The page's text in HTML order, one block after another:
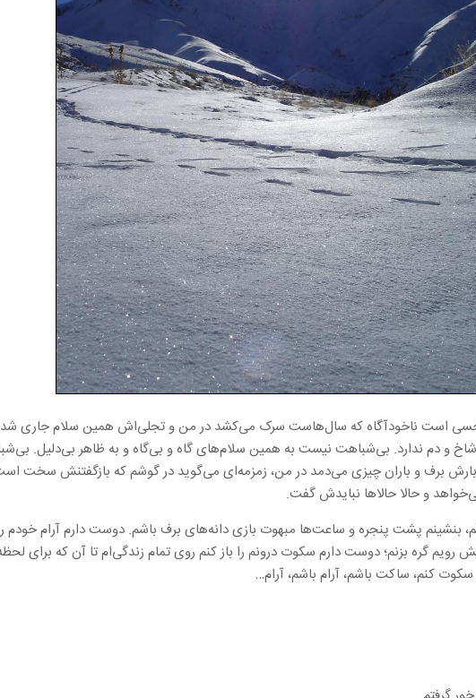
حسی است ناخودآگاه که سال‌هاست سرک می‌کشد در من و تجلی‌اش همین سلام جاری شدن
و دم ندارد. بی‌شباهت نیست به همین سلام‌های گاه و بی‌گاه و به ظاهر بی‌دلیل.
برف و باران چیزی می‌دمد در من، زمزمه‌ای می‌گوید در گوشم که بازگفتنش سخت است؛
و حالا حالاها نبایدش گفت.
بنشینم پشت پنجره و ساعت‌ها مبهوت بازی دانه‌های برف باشم. دوست دارم آرام خودم
رویم گره بزنم؛ دوست دارم سکوت درونم را باز کنم روی تمام زندگی‌ام تا آن که برای
کنم، ساکت باشم، آرام باشم، آرام…